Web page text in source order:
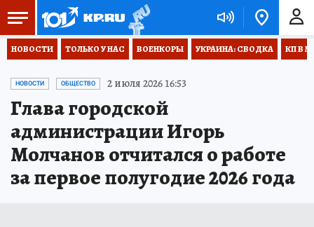
НОВОСТИ ТОЛЬКО У НАС ВОЕНКОРЫ УКРАИНА: СВОДКА КП В
НОВОСТИ ОБЩЕСТВО 2 июля 2026 16:53
Глава городской
администрации Игорь
Молчанов отчитался о работе
за первое полугодие 2026 года